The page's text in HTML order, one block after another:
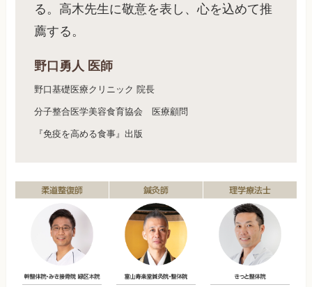
る。高木先生に敬意を表し、心を込めて推
薦する。
野口勇人 医師
野口基礎医療クリニック 院長
分子整合医学美容食育協会 医療顧問
『免疫を高める食事』出版